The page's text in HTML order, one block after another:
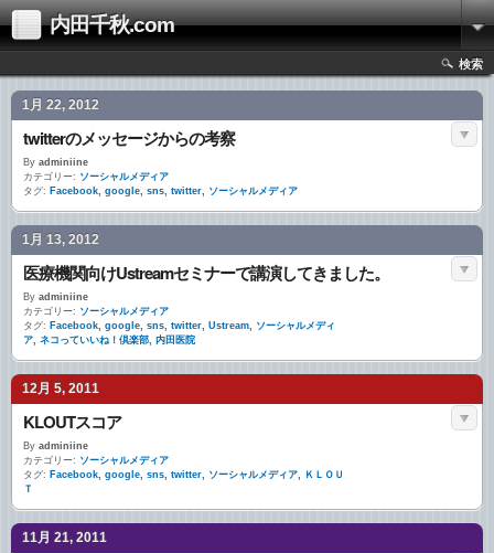
内田千秋.com
検索
1月 22, 2012
twitterのメッセージからの考察
By adminiine
カテゴリー: ソーシャルメディア
タグ: Facebook, google, sns, twitter, ソーシャルメディア
1月 13, 2012
医療機関向けUstreamセミナーで講演してきました。
By adminiine
カテゴリー: ソーシャルメディア
タグ: Facebook, google, sns, twitter, Ustream, ソーシャルメディ
ア, ネコっていいね！倶楽部, 内田医院
12月 5, 2011
KLOUTスコア
By adminiine
カテゴリー: ソーシャルメディア
タグ: Facebook, google, sns, twitter, ソーシャルメディア, ＫＬＯＵ
Ｔ
11月 21, 2011